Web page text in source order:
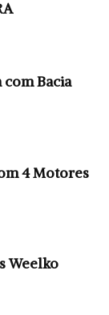
com Bacia
4 Motores
Weelko